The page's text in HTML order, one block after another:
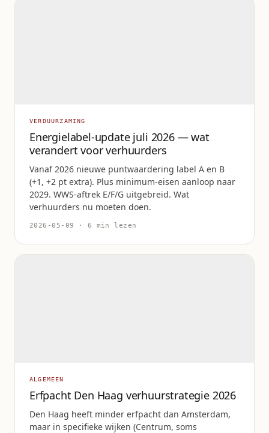
VERDUURZAMING
Energielabel-update juli 2026 — wat
verandert voor verhuurders
Vanaf 2026 nieuwe puntwaardering label A en B
(+1, +2 pt extra). Plus minimum-eisen aanloop naar
2029. WWS-aftrek E/F/G uitgebreid. Wat
verhuurders nu moeten doen.
2026-05-09 · 6 min lezen
ALGEMEEN
Erfpacht Den Haag verhuurstrategie 2026
Den Haag heeft minder erfpacht dan Amsterdam,
maar in specifieke wijken (Centrum, soms